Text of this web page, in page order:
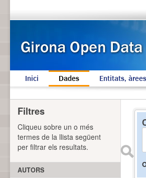
Inici Dades Entitats,
Filtres
Cliqueu sobre un o més
termes de la llista següent
per filtrar els resultats.
AUTORS